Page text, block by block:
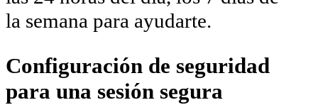
la semana para ayudarte.
Configuración de seguridad
para una sesión segura